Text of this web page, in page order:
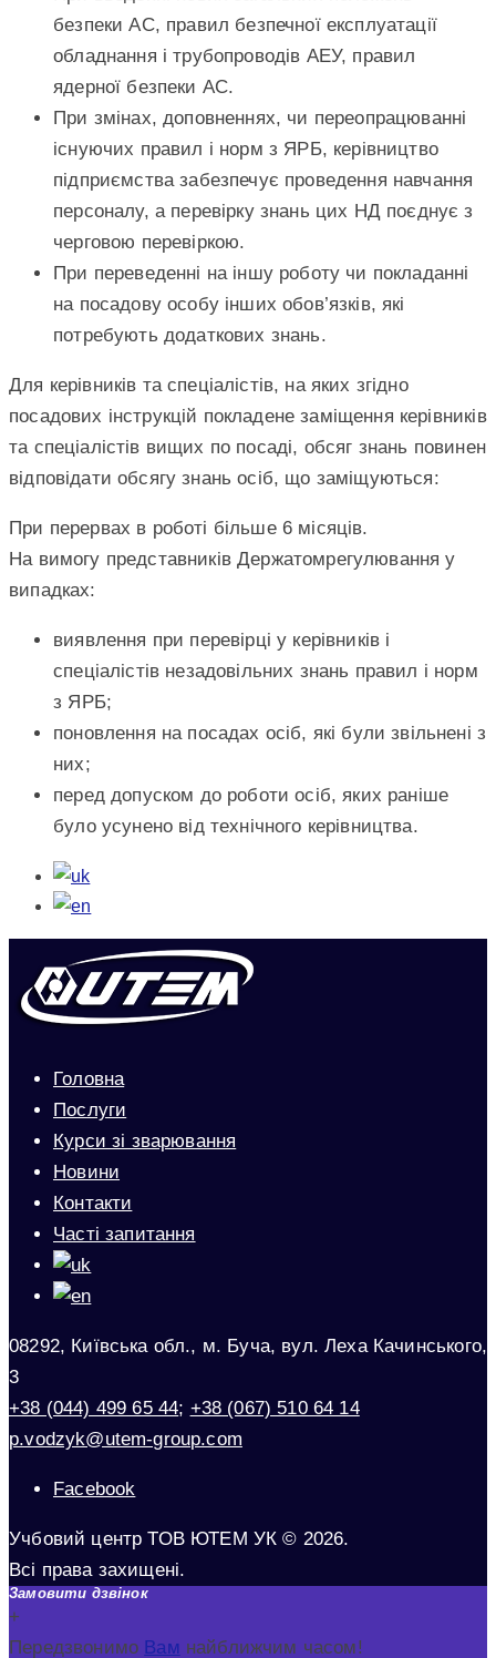
безпеки АС, правил безпечної експлуатації
обладнання і трубопроводів АЕУ, правил
ядерної безпеки АС.
При змінах, доповненнях, чи переопрацюванні
існуючих правил і норм з ЯРБ, керівництво
підприємства забезпечує проведення навчання
персоналу, а перевірку знань цих НД поєднує з
черговою перевіркою.
При переведенні на іншу роботу чи покладанні
на посадову особу інших обов’язків, які
потребують додаткових знань.
Для керівників та спеціалістів, на яких згідно
посадових інструкцій покладене заміщення керівників
та спеціалістів вищих по посаді, обсяг знань повинен
відповідати обсягу знань осіб, що заміщуються:
При перервах в роботі більше 6 місяців.
На вимогу представників Держатомрегулювання у
випадках:
виявлення при перевірці у керівників і
спеціалістів незадовільних знань правил і норм
з ЯРБ;
поновлення на посадах осіб, які були звільнені з
них;
перед допуском до роботи осіб, яких раніше
було усунено від технічного керівництва.
Головна
Послуги
Курси зі зварювання
Новини
Контакти
Часті запитання
08292, Київська обл., м. Буча, вул. Леха Качинського,
3
+38 (044) 499 65 44; +38 (067) 510 64 14
p.vodzyk@utem-group.com
Facebook
Учбовий центр ТОВ ЮТЕМ УК © 2026.
Всі права захищені.
Замовити дзвінок
+
Передзвонимо Вам найближчим часом!